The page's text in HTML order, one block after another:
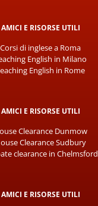
AMICI E RISORSE UTILI
Corsi di inglese a Roma
English in Milano
English in Rome
AMICI E RISORSE UTILI
Clearance Dunmow
Clearance Sudbury
clearance in Chelmsford
AMICI E RISORSE UTILI